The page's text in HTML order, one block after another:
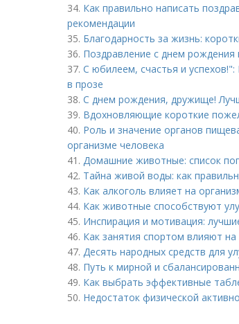
34. Как правильно написать
рекомендации
35. Благодарность за жизнь:
36. Поздравление с днем рождения
37. С юбилеем, счастья и
в прозе
38. С днем рождения, дружище!
39. Вдохновляющие короткие
40. Роль и значение органов
организме человека
41. Домашние животные: список
42. Тайна живой воды: как
43. Как алкоголь влияет на
44. Как животные способствуют
45. Инспирация и мотивация:
46. Как занятия спортом влияют
47. Десять народных средств для
48. Путь к мирной и
49. Как выбрать эффективные
50. Недостаток физической